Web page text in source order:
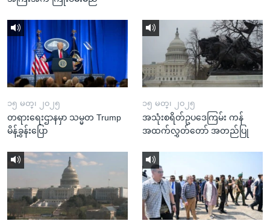
၁၅ မတ္၊ ၂၀၂၅
တရားရေးဌာနမှာ သမ္မတ Trump
မိန့်ခွန်းပြော
၁၅ မတ္၊ ၂၀၂၅
အသုံးစရိတ်ဥပဒေကြမ်း ကန်
အထက်လွှတ်တော် အတည်ပြု